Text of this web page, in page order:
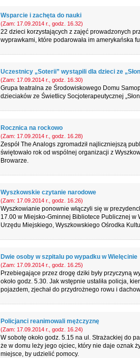
Wsparcie i zachęta do nauki
(Zam: 17.09.2014 r., godz. 16.32)
22 dzieci korzystających z zajęć prowadzonych
wyprawkami, które podarowała im amerykańska
Uczestnicy „Soterii” wystąpili dla dzieci ze
(Zam: 17.09.2014 r., godz. 16.30)
Grupa teatralna ze Środowiskowego Domu
dzieciaków ze Świetlicy Socjoterapeutycznej
Rocznica na rockowo
(Zam: 17.09.2014 r., godz. 16.28)
Zespół The Analogs zgromadził najliczniejszą
świętowało rok od wspólnej organizacji z
Browarze.
Wyszkowskie czytanie narodowe
(Zam: 17.09.2014 r., godz. 16.26)
Wyszkowianie ponownie włączyli się w
17.00 w Miejsko-Gminnej Bibliotece Publicznej
Urzędu Miejskiego, Wyszkowskiego Ośrodka
Dwie osoby w szpitalu po wypadku w Wielęcinie
(Zam: 17.09.2014 r., godz. 16.25)
Przebiegające przez drogę dziki były przyczyną
około godz. 5.30. Jak wstępnie ustaliła policja,
pojazdem, zjechał do przydrożnego rowu i
Policjanci reanimowali mężczyznę
(Zam: 17.09.2014 r., godz. 16.24)
W sobotę około godz. 5.15 na ul. Strażackiej do
że w domu leży jego ojciec, który nie daje oznak
miejsce, by udzielić pomocy.